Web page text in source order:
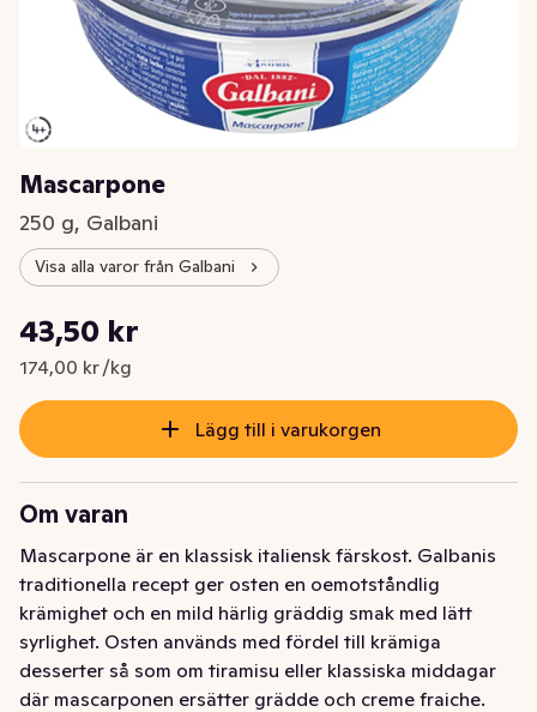
Mascarpone
250 g, Galbani
Visa alla varor från Galbani
Nuvarande pris är: 43,50 kr
43,50 kr
174,00 kr /kg
Styckpris: 174,00 kr /kg
Lägg till i varukorgen
Om varan
Mascarpone är en klassisk italiensk färskost. Galbanis
traditionella recept ger osten en oemotståndlig
krämighet och en mild härlig gräddig smak med lätt
syrlighet. Osten används med fördel till krämiga
desserter så som om tiramisu eller klassiska middagar
där mascarponen ersätter grädde och creme fraiche.